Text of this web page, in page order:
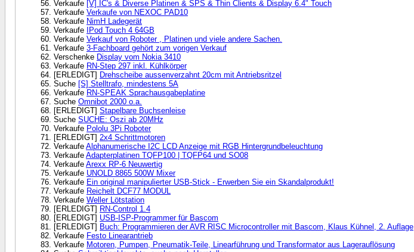
Verkaufe [V] IC's & Diverse Platinen & SPS & Thin Clients & Display 6.4" Touch
Verkaufe Verkaufe von NEXOC PAD10
Verkaufe NimH Ladegerät
Verkaufe IPod Touch 4 64GB
Verkaufe Verkauf von Roboter , Platinen und viele andere Sachen.
Verkaufe 3-Fachboard gehört zum vorigen Verkauf
Verschenke Display vom Nokia 3410
Verkaufe RN-Step 297 inkl. Kühlkörper
[ERLEDIGT] Drehscheibe aussenverzahnt 20cm mit Antriebsritzel
Suche [S] Stelltrafo, mindestens 5A
Verkaufe RN-SPEAK Sprachausgabeplatine
Suche Omnibot 2000 o.a.
[ERLEDIGT] Stapelbare Buchsenleise
Suche SUCHE: Oszi ab 20MHz
Verkaufe Pololu 3Pi Roboter
[ERLEDIGT] 2x4 Schrittmotoren
Verkaufe Alphanumerische I2C LCD Anzeige mit RGB Hintergrundbeleuchtung
Verkaufe Adapterplatinen TQFP100 | TQFP64 und SO08
Verkaufe Arexx RP-6 Neuwertig
Verkaufe UNOLD 8865 500W Mixer
Verkaufe Ein original manipulierter USB-Stick - Erwerben Sie ein Skandalprodukt!
Verkaufe Reichelt DCF77 MODUL
Verkaufe Weller Lötstation
[ERLEDIGT] RN-Control 1.4
[ERLEDIGT] USB-ISP-Programmer für Bascom
[ERLEDIGT] Buch: Programmieren der AVR RISC Microcontroller mit Bascom, Klaus Kühnel, 2. Auflage
Verkaufe Festo Linearantrieb
Verkaufe Motoren, Pumpen, Pneumatik-Teile, Linearführung und Transformator aus Lagerauflösung